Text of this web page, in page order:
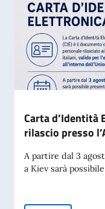
Carta d’Identità
rilascio presso
A partire dal 3
a Kiev sarà